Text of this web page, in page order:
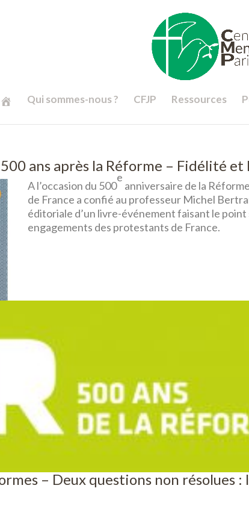
Qui sommes-nous ? CFJP Ressources
ans après la Réforme – Fidélité
A l’occasion du 500
e
anniversaire de la
de France a confié au professeur Michel
éditoriale d’un livre-événement faisant le
engagements des protestants de France.
– Deux questions non résolues :